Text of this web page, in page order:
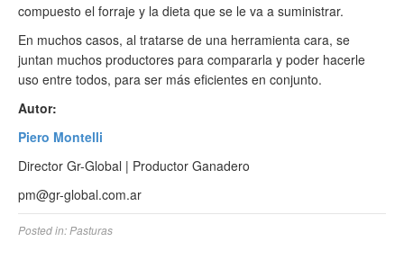
compuesto el forraje y la dieta que se le va a suministrar.
En muchos casos, al tratarse de una herramienta cara, se
juntan muchos productores para compararla y poder hacerle
uso entre todos, para ser más eficientes en conjunto.
Autor:
Piero Montelli
Director Gr-Global | Productor Ganadero
pm@gr-global.com.ar
Posted in: Pasturas